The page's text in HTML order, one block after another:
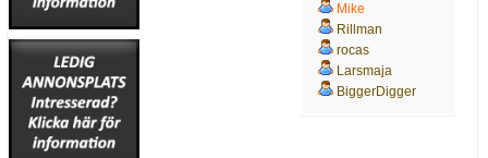
Mike
Rillman
rocas
Larsmaja
BiggerDigger